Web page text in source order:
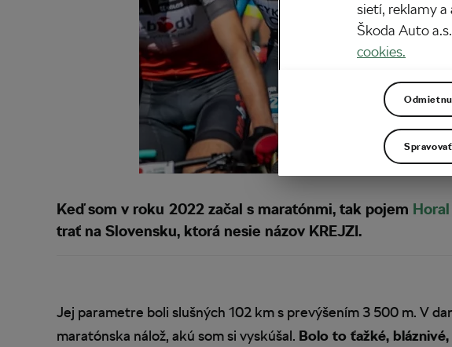
Keď som v roku 2022 začal s maratónmi, tak pojem Horal
trať na Slovensku, ktorá nesie názov KREJZI.
Jej parametre boli slušných 102 km s prevýšením 3 500 m. V
maratónska nálož, akú som si vyskúšal. Bolo to ťažké,
sietí, reklamy
Škoda Auto
cookies.